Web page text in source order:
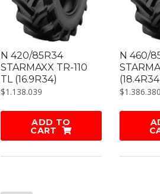
N 420/85R34
STARMAXX TR-110
TL (16.9R34)
$1.138.039
ADD TO
CART
N 460/
$1.386.380